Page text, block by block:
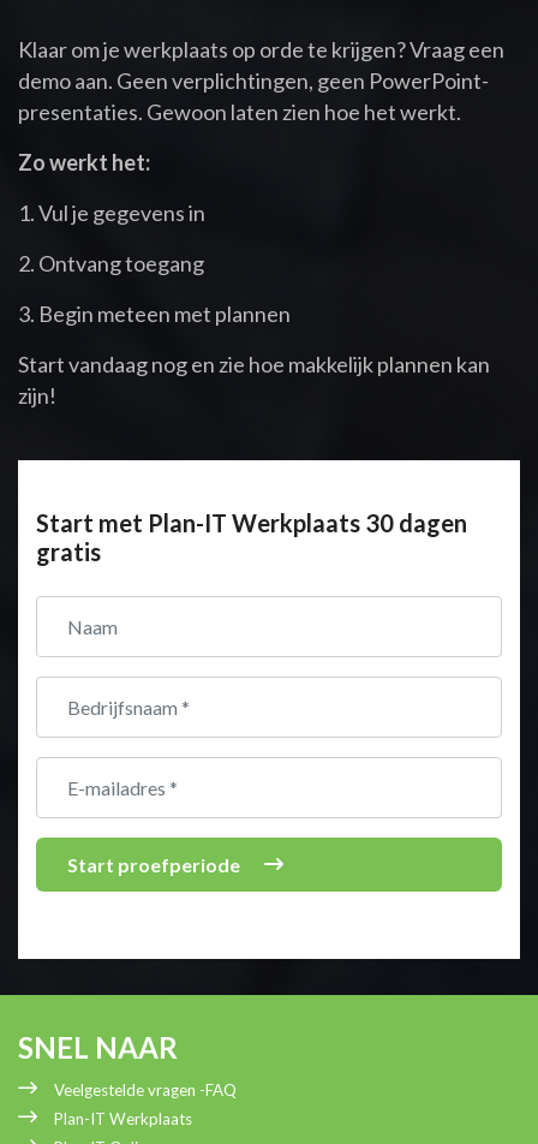
Klaar om je werkplaats op orde te krijgen? Vraag een
demo aan. Geen verplichtingen, geen PowerPoint-
presentaties. Gewoon laten zien hoe het werkt.
Zo werkt het:
1. Vul je gegevens in
2. Ontvang toegang
3. Begin meteen met plannen
Start vandaag nog en zie hoe makkelijk plannen kan
zijn!
Start met Plan-IT Werkplaats 30 dagen
gratis
Start proefperiode
SNEL NAAR
Veelgestelde vragen -FAQ
Plan-IT Werkplaats